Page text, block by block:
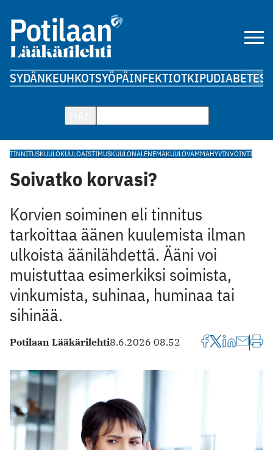
SYDÄNKEUHKOTSYÖPÄINFEKTIOTKIPUDIABETES
TINNITUSKUULOKUULOAISTIMUSKUULONALENEMAKUULOVAMMAHYVINVOINTI
Soivatko korvasi?
Korvien soiminen eli tinnitus
tarkoittaa äänen kuulemista ilman
ulkoista äänilähdettä. Ääni voi
muistuttaa esimerkiksi soimista,
vinkumista, suhinaa, huminaa tai
sihinää.
Potilaan Lääkärilehti8.6.2026 08.52